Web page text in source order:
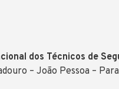
dos Técnicos de
– João Pessoa –